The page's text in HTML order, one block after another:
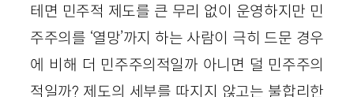
테면 민주적 제도를 큰 무리 없이 운영하지만 민
주주의를 ‘열망’까지 하는 사람이 극히 드문 경우
에 비해 더 민주주의적일까 아니면 덜 민주주의
적일까? 제도의 세부를 따지지 않고는 불합리한